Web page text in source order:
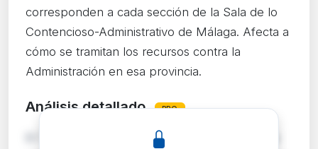
corresponden a cada sección de la Sala de lo
Contencioso-Administrativo de Málaga. Afecta a
cómo se tramitan los recursos contra la
Administración en esa provincia.
Análisis detallado PRO
El TSJ de Andalucía aprueba la distribución de